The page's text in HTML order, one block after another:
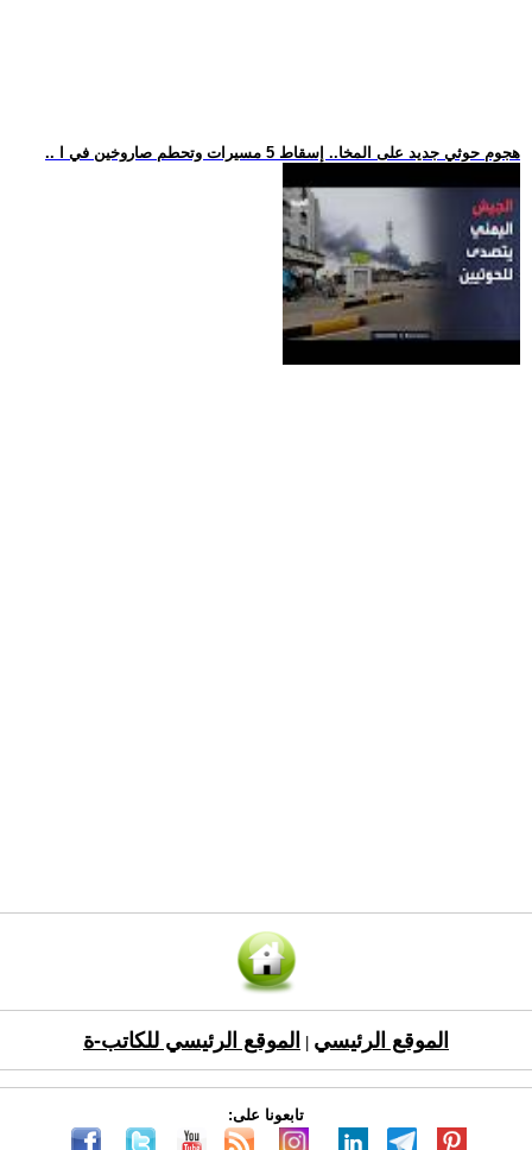
.. هجوم حوثي جديد على المخا.. إسقاط 5 مسيرات وتحطم صاروخين في ا
الموقع الرئيسي الموقع الرئيسي للكاتب-ة
تابعونا على: